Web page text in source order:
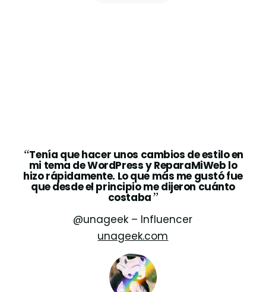
“Tenía que hacer unos cambios de estilo en
mi tema de WordPress y ReparaMiWeb lo
hizo rápidamente. Lo que más me gustó fue
que desde el principio me dijeron cuánto
costaba”
@unageek – Influencer
unageek.com